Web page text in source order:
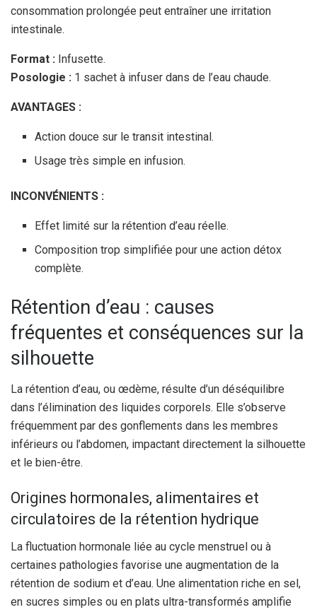
consommation prolongée peut entraîner une irritation
intestinale.
Format : Infusette.
Posologie : 1 sachet à infuser dans de l’eau chaude.
AVANTAGES :
Action douce sur le transit intestinal.
Usage très simple en infusion.
INCONVÉNIENTS :
Effet limité sur la rétention d’eau réelle.
Composition trop simplifiée pour une action détox
complète.
Rétention d’eau : causes
fréquentes et conséquences sur la
silhouette
La rétention d’eau, ou œdème, résulte d’un déséquilibre
dans l’élimination des liquides corporels. Elle s’observe
fréquemment par des gonflements dans les membres
inférieurs ou l’abdomen, impactant directement la silhouette
et le bien-être.
Origines hormonales, alimentaires et
circulatoires de la rétention hydrique
La fluctuation hormonale liée au cycle menstruel ou à
certaines pathologies favorise une augmentation de la
rétention de sodium et d’eau. Une alimentation riche en sel,
en sucres simples ou en plats ultra-transformés amplifie